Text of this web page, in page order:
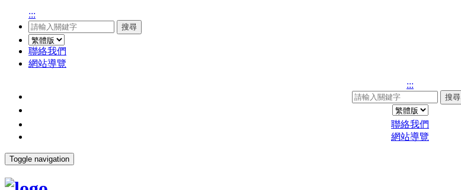
:::
搜尋
聯絡我們
網站導覽
:::
搜尋
聯絡我們
網站導覽
Toggle navigation